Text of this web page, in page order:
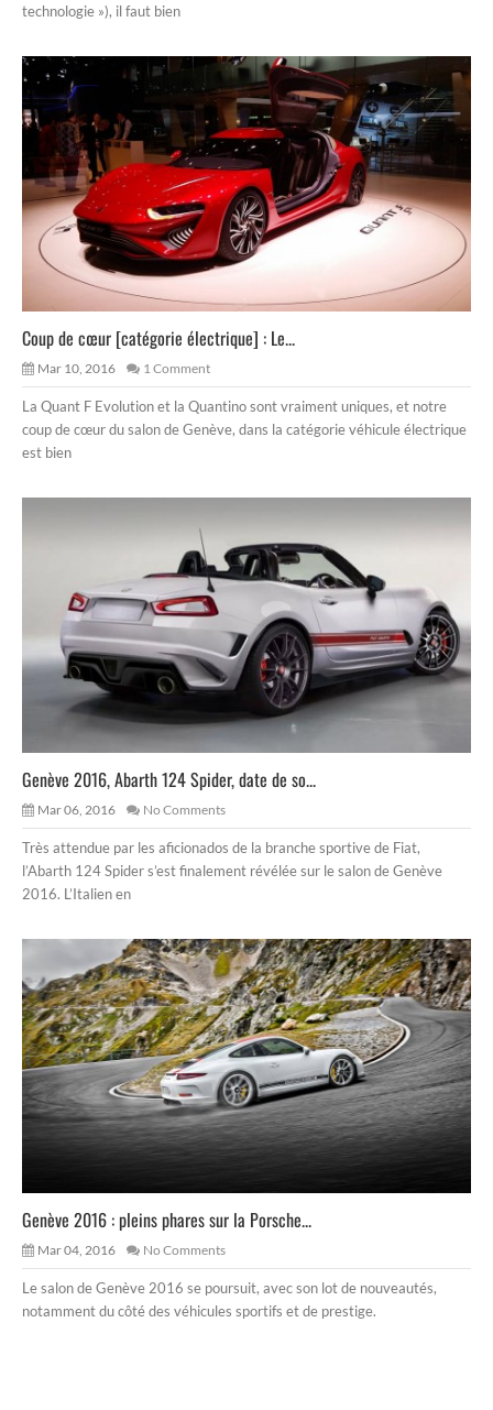
technologie »), il faut bien
Coup de cœur [catégorie électrique] : Le...
Mar 10, 2016 1 Comment
La Quant F Evolution et la Quantino sont vraiment uniques, et notre
coup de cœur du salon de Genève, dans la catégorie véhicule électrique
est bien
Genève 2016, Abarth 124 Spider, date de so...
Mar 06, 2016 No Comments
Très attendue par les aficionados de la branche sportive de Fiat,
l’Abarth 124 Spider s’est finalement révélée sur le salon de Genève
2016. L’Italien en
Genève 2016 : pleins phares sur la Porsche...
Mar 04, 2016 No Comments
Le salon de Genève 2016 se poursuit, avec son lot de nouveautés,
notamment du côté des véhicules sportifs et de prestige.